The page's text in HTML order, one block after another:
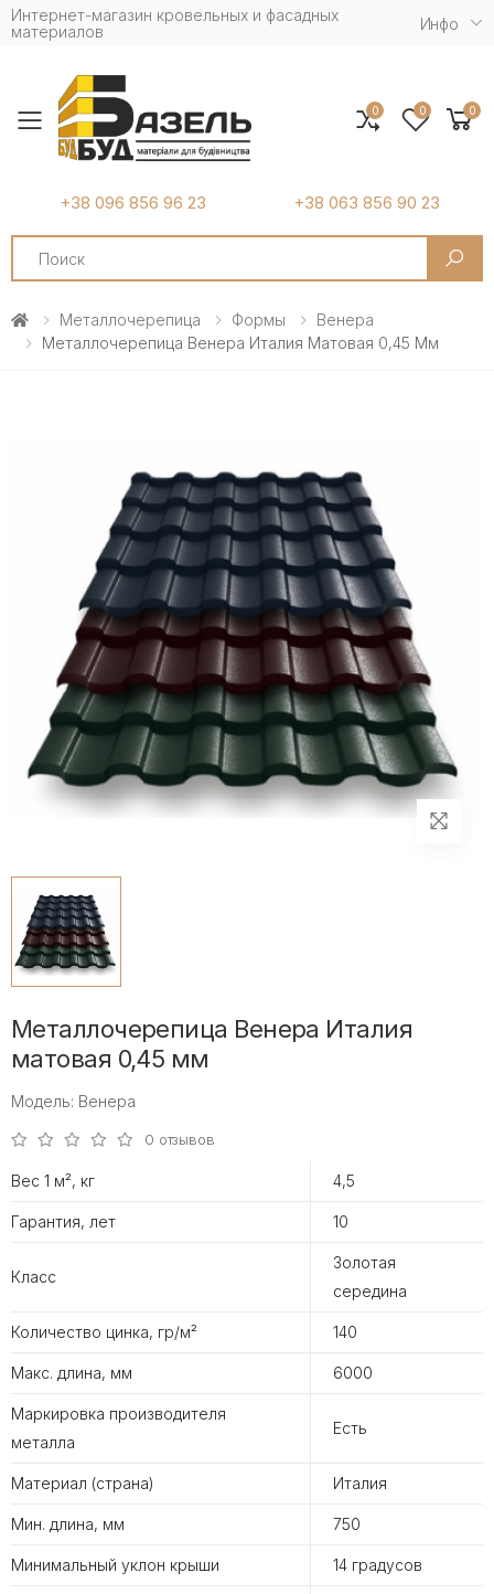
Интернет-магазин кровельных и фасадных
материалов
Инфо
Toggle mobile menu
+38 096 856 96 23 +38 063 856 90 23
Search
0 0 0
Металлочерепица Формы
Венера
Металлочерепица Венера Италия Матовая 0,45 Мм
Металлочерепица Венера Италия
матовая 0,45 мм
Модель: Венера
0 отзывов
Вес 1 м², кг 4,5
Гарантия, лет 10
Класс
Золотая
середина
Количество цинка, гр/м² 140
Макс. длина, мм 6000
Маркировка производителя
металла
Есть
Материал (страна) Италия
Мин. длина, мм 750
Минимальный уклон крыши 14 градусов